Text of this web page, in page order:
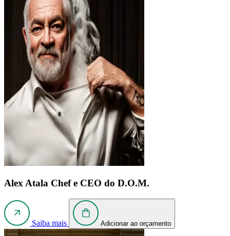
Alex Atala Chef e CEO do D.O.M.
Saiba mais Adicionar ao orçamento